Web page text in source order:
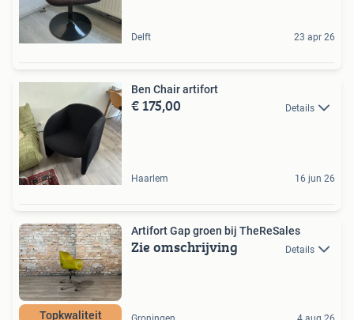
Delft 23 apr 26
Ben Chair artifort
€ 175,00 Details
Haarlem 16 jun 26
Topkwaliteit
Artifort Gap groen bij TheReSales
Zie omschrijving Details